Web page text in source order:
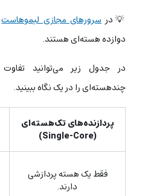
💡درسرورهای مجازی لیموهاست
دوازده هسته‌ای هستند.
در جدول زیر می‌توانید
چندهسته‌ای را در یک نگاه ببینید.
پردازنده‌های تک‌هسته‌ای
(Single-Core)
فقط یک هسته پردازشی
دارند.